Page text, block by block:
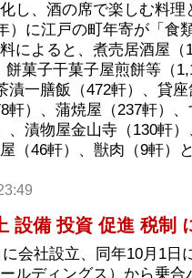
し、酒の席で楽しむ料
）に江戸の町年寄が「食
によると、煮売居酒屋（
餅菓子干菓子屋煎餅等（
漬一膳飯（472軒）、貸
軒）、蒲焼屋（237軒）
、漬物屋金山寺（130軒
屋（46軒）、獣肉（9軒）
設備 投資 促進 税制
に会社設立、同年10月1日
ルディングス）から乗